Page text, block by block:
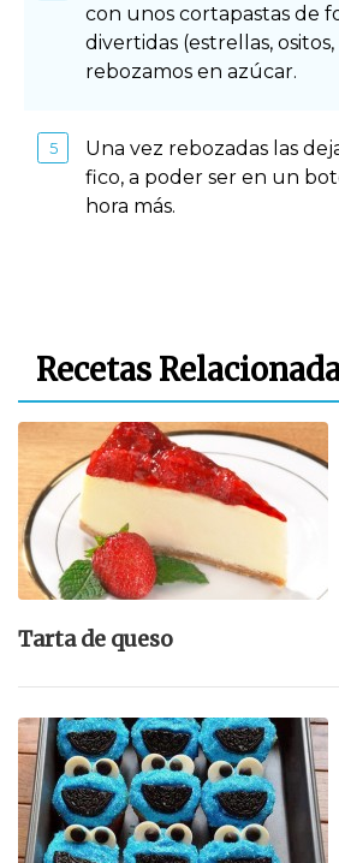
con unos cortapastas de
divertidas (estrellas,
rebozamos en azúcar.
Una vez rebozadas las
fico, a poder ser en un
hora más.
Recetas
Tarta de queso